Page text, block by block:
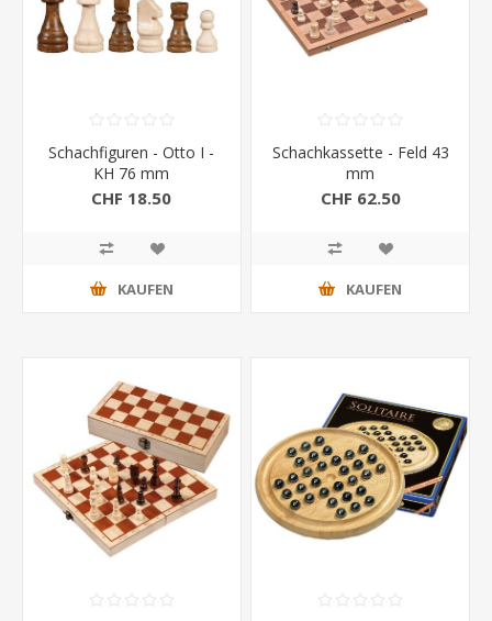
Schachfiguren - Otto I -
KH 76 mm
CHF 18.50
KAUFEN
Schachkassette - Feld 43
mm
CHF 62.50
KAUFEN